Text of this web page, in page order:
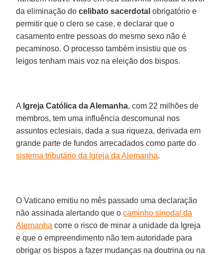
da eliminação docelibato sacerdotal obrigatório e
permitir que o clero se case, e declarar que o
casamento entre pessoas do mesmo sexo não é
pecaminoso. O processo também insistiu que os
leigos tenham mais voz na eleição dos bispos.
A Igreja Católica da Alemanha, com 22 milhões de
membros, tem uma influência descomunal nos
assuntos eclesiais, dada a sua riqueza, derivada em
grande parte de fundos arrecadados como parte do
sistema tributário da Igreja da Alemanha.
O Vaticano emitiu no mês passado uma declaração
não assinada alertando que ocaminho sinodal da
Alemanha corre o risco de minar a unidade da Igreja
e que o empreendimento não tem autoridade para
obrigar os bispos a fazer mudanças na doutrina ou na